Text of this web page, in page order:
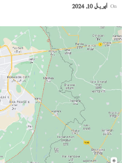
اپریل 10, 2024